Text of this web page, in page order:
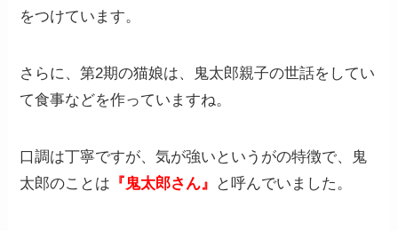
をつけています。
さらに、第2期の猫娘は、鬼太郎親子の世話をしてい
て食事などを作っていますね。
口調は丁寧ですが、気が強いというがの特徴で、鬼
太郎のことは 『鬼太郎さん』 と呼んでいました。